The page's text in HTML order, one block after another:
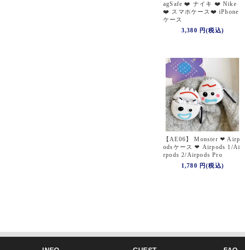
agSafe ❤️ ナイキ ❤️ Nike
❤️ スマホケース❤️ iPhone
ケース
3,380 円(税込)
【AE06】 Monster ❤ Airp
odsケース ❤ Airpods 1/Ai
rpods 2/Airpods Pro
1,780 円(税込)